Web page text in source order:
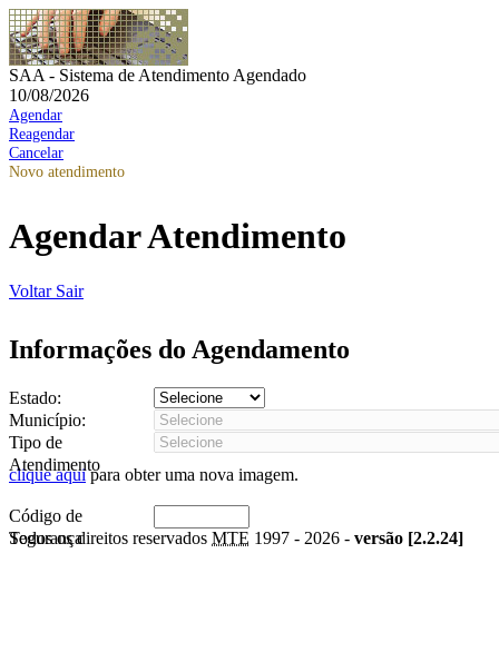
SAA - Sistema de Atendimento Agendado
10/08/2026
Agendar
Reagendar
Cancelar
Novo atendimento
Agendar Atendimento
Voltar Sair
Informações do Agendamento
Estado:
Município:
Tipo de
Atendimento
clique aquipara obter uma nova imagem.
Código de
Segurança
Todos os direitos reservados MTE 1997 - 2026 - versão [2.2.24]